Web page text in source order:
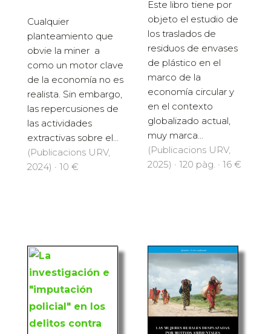
Cualquier
planteamiento que
obvie la miner a
como un motor clave
de la economía no es
realista. Sin embargo,
las repercusiones de
las actividades
extractivas sobre el...
(Publicacions URV,
2024) · 10 €
Este libro tiene por
objeto el estudio de
los traslados de
residuos de envases
de plástico en el
marco de la
economía circular y
en el contexto
globalizado actual,
muy marca...
(Publicacions URV,
2025) · 120 pàg. · 16 €